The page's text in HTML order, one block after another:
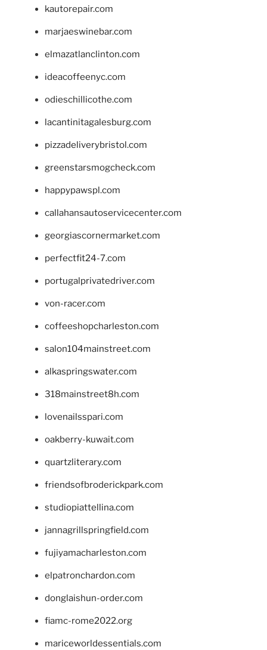
kautorepair.com
marjaeswinebar.com
elmazatlanclinton.com
ideacoffeenyc.com
odieschillicothe.com
lacantinitagalesburg.com
pizzadeliverybristol.com
greenstarsmogcheck.com
happypawspl.com
callahansautoservicecenter.com
georgiascornermarket.com
perfectfit24-7.com
portugalprivatedriver.com
von-racer.com
coffeeshopcharleston.com
salon104mainstreet.com
alkaspringswater.com
318mainstreet8h.com
lovenailsspari.com
oakberry-kuwait.com
quartzliterary.com
friendsofbroderickpark.com
studiopiattellina.com
jannagrillspringfield.com
fujiyamacharleston.com
elpatronchardon.com
donglaishun-order.com
fiamc-rome2022.org
mariceworldessentials.com